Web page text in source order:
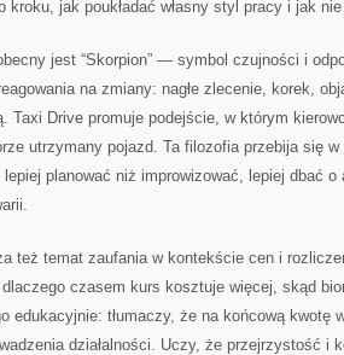
kroku, jak poukładać własny styl pracy i jak
jest “Skorpion” — symbol czujności i
na zmiany: nagłe zlecenie, korek,
Taxi Drive promuje podejście, w którym
utrzymany pojazd. Ta filozofia przebija się
planować niż improwizować, lepiej dbać o
też temat zaufania w kontekście cen i
dlaczego czasem kurs kosztuje więcej, skąd
edukacyjnie: tłumaczy, że na końcową kwotę
działalności. Uczy, że przejrzystość i